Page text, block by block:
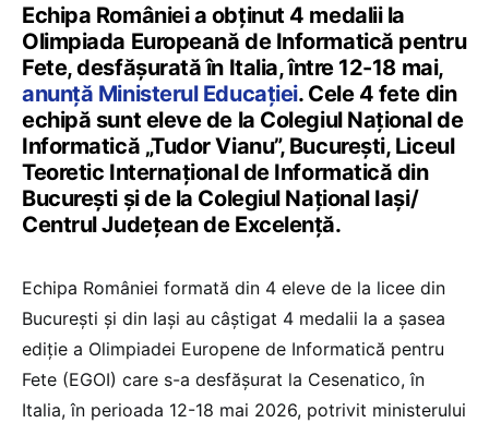
Echipa României a obținut 4 medalii la
Olimpiada Europeană de Informatică pentru
Fete, desfășurată în Italia, între 12-18 mai,
anunță Ministerul Educației. Cele 4 fete din
echipă sunt eleve de la Colegiul Naţional de
Informatică „Tudor Vianu”, București, Liceul
Teoretic Internațional de Informatică din
București și de la Colegiul Național Iași/
Centrul Județean de Excelență.
Echipa României formată din 4 eleve de la licee din
București și din Iași au câștigat 4 medalii la a șasea
ediție a Olimpiadei Europene de Informatică pentru
Fete (EGOI) care s-a desfășurat la Cesenatico, în
Italia, în perioada 12-18 mai 2026, potrivit ministerului